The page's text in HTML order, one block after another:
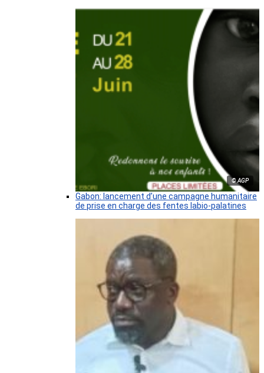
© AGP
Gabon: lancement d’une campagne humanitaire
de prise en charge des fentes labio-palatines